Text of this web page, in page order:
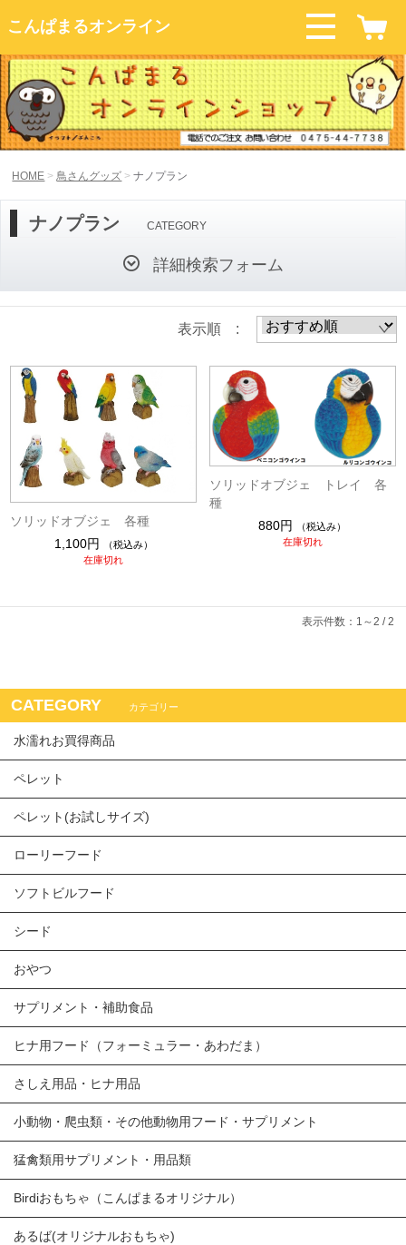
こんぱまるオンライン
HOME 鳥さんグッズ ナノプラン
ナノプラン CATEGORY
詳細検索フォーム
表示順 :
ソリッドオブジェ 各種
1,100円
（税込み）
在庫切れ
ソリッドオブジェ トレイ 各
種
880円
（税込み）
在庫切れ
表示件数：1～2 / 2
CATEGORY カテゴリー
水濡れお買得商品
ペレット
ペレット(お試しサイズ)
ローリーフード
ソフトビルフード
シード
おやつ
サプリメント・補助食品
ヒナ用フード（フォーミュラー・あわだま）
さしえ用品・ヒナ用品
小動物・爬虫類・その他動物用フード・サプリメント
猛禽類用サプリメント・用品類
Birdiおもちゃ（こんぱまるオリジナル）
あるば(オリジナルおもちゃ)